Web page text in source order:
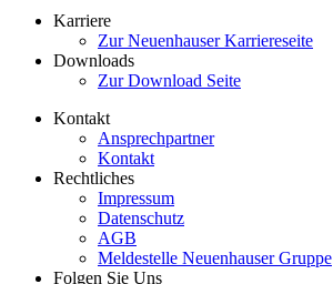
Karriere
Zur Neuenhauser Karriereseite
Downloads
Zur Download Seite
Kontakt
Ansprechpartner
Kontakt
Rechtliches
Impressum
Datenschutz
AGB
Meldestelle Neuenhauser Gruppe
Folgen Sie Uns